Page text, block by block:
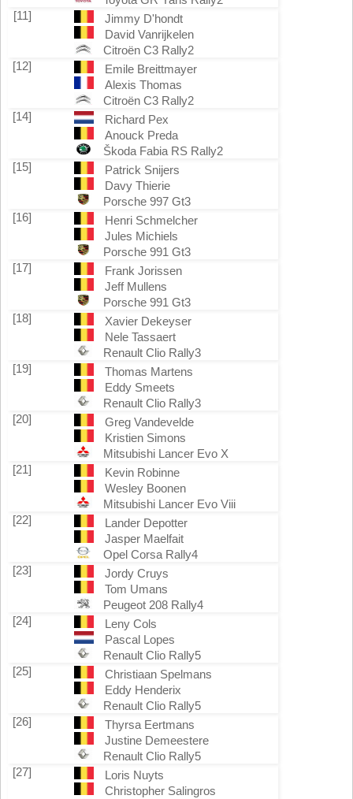
[11]
Jimmy D'hondt
David Vanrijkelen
Citroën C3 Rally2
[12]
Emile Breittmayer
Alexis Thomas
Citroën C3 Rally2
[14]
Richard Pex
Anouck Preda
Škoda Fabia RS Rally2
[15]
Patrick Snijers
Davy Thierie
Porsche 997 Gt3
[16]
Henri Schmelcher
Jules Michiels
Porsche 991 Gt3
[17]
Frank Jorissen
Jeff Mullens
Porsche 991 Gt3
[18]
Xavier Dekeyser
Nele Tassaert
Renault Clio Rally3
[19]
Thomas Martens
Eddy Smeets
Renault Clio Rally3
[20]
Greg Vandevelde
Kristien Simons
Mitsubishi Lancer Evo X
[21]
Kevin Robinne
Wesley Boonen
Mitsubishi Lancer Evo Viii
[22]
Lander Depotter
Jasper Maelfait
Opel Corsa Rally4
[23]
Jordy Cruys
Tom Umans
Peugeot 208 Rally4
[24]
Leny Cols
Pascal Lopes
Renault Clio Rally5
[25]
Christiaan Spelmans
Eddy Henderix
Renault Clio Rally5
[26]
Thyrsa Eertmans
Justine Demeestere
Renault Clio Rally5
[27]
Loris Nuyts
Christopher Salingros